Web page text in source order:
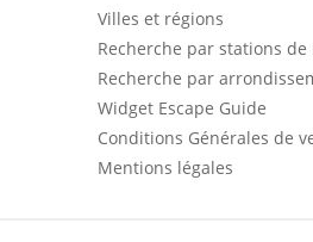
Villes et régions
Recherche par stations
Recherche par
Widget Escape Guide
Conditions Générales de
Mentions légales